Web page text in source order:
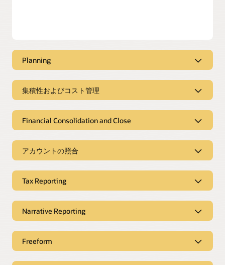
Planning
の再考
れた、シナリオ・モデリングや長期計画から予算編成や基幹
業務計画に至るまで、俊敏な関連計画を推進します。
Planning製品の詳細
集積性およびコスト管理
よる割当ての自動化
もコストのかかる部分を理解しておくと、事業のこれからの
方向性についてより情報に基づいた意思決定を行えるように
なります。収益性分析、共有サービスの原価計算、IT財務管
Profitability and Cost Management製品の詳細
Financial Consolidation and Close
理を迅速化
すると同時に、より速く、より正確で、透過的なレポートを
提供します。エンドツーエンドのクローズするタスクの全範
囲をカバーする組み込み機能を活用します。
Financial Consolidation and Close製品の詳細
アカウントの照合
アカウントの調整とトランザクションの照合を自動化しま
す。プロセスに通常関連するセキュリティとリスクに対処し
ながら、財務諸表の効率と正確性を向上させます。
Tax Reporting
可視性とコンプライアンスを向上させるために、税務と企業
の財務報告実務をすり合わせます。企業の税引当やCountry
by Country Reporting（CbCR）などの税務を透明化します。
Narrative Reporting
財務レポート、管理レポート、および規制レポート・パッケ
ージを共同で作成および公開用のナラティブ・レポートを使
用して、内部および外部のレポート要件の一歩先を進みま
Freeform